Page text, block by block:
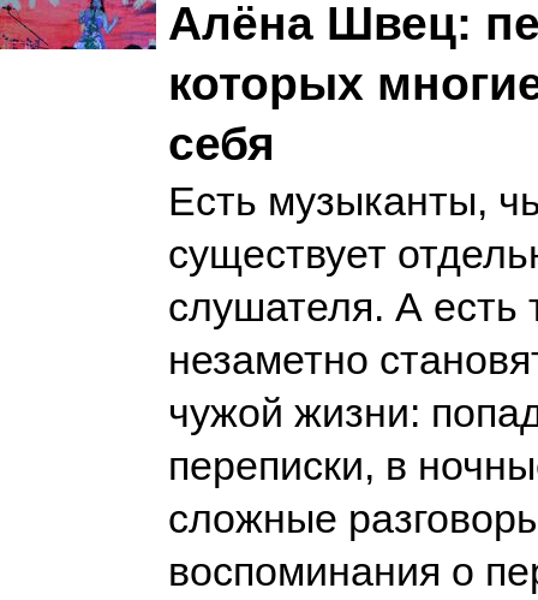
Алёна Швец:
которых
себя
Есть музыканты,
существует
слушателя. А есть
незаметно
чужой жизни:
переписки, в
сложные
воспоминания о